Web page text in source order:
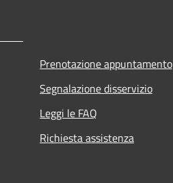
Prenotazione appuntamento
Segnalazione disservizio
Leggi le FAQ
Richiesta assistenza